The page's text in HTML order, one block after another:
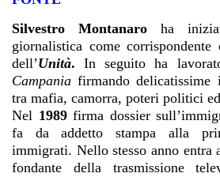
Silvestro Montanaroha
giornalistica come corrispondente
dell’Unità.In seguito ha
Campaniafirmando delicatissime
tra mafia, camorra, poteri politici
Nel 1989 firma dossier
fa da addetto stampa alla
immigrati. Nello stesso anno entra
fondante della trasmissione